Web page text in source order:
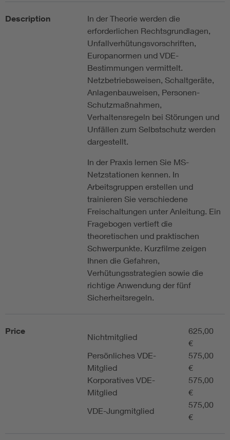
Description
In der Theorie werden die
erforderlichen Rechtsgrundlagen,
Unfallverhütungsvorschriften,
Europanormen und VDE-
Bestimmungen vermittelt.
Netzbetriebsweisen, Schaltgeräte,
Anlagenbauweisen, Personen-
Schutzmaßnahmen,
Verhaltensregeln bei Störungen und
Unfällen zum Selbstschutz werden
dargestellt.
In der Praxis lernen Sie MS-
Netzstationen kennen. In
Arbeitsgruppen erstellen und
trainieren Sie verschiedene
Freischaltungen unter Anleitung. Ein
Fragebogen vertieft die
theoretischen und praktischen
Schwerpunkte. Kurzfilme zeigen
Ihnen die Gefahren,
Verhütungsstrategien sowie die
richtige Anwendung der fünf
Sicherheitsregeln.
Price
Nichtmitglied
625,00
€
Persönliches VDE-
Mitglied
575,00
€
Korporatives VDE-
Mitglied
575,00
€
VDE-Jungmitglied
575,00
€